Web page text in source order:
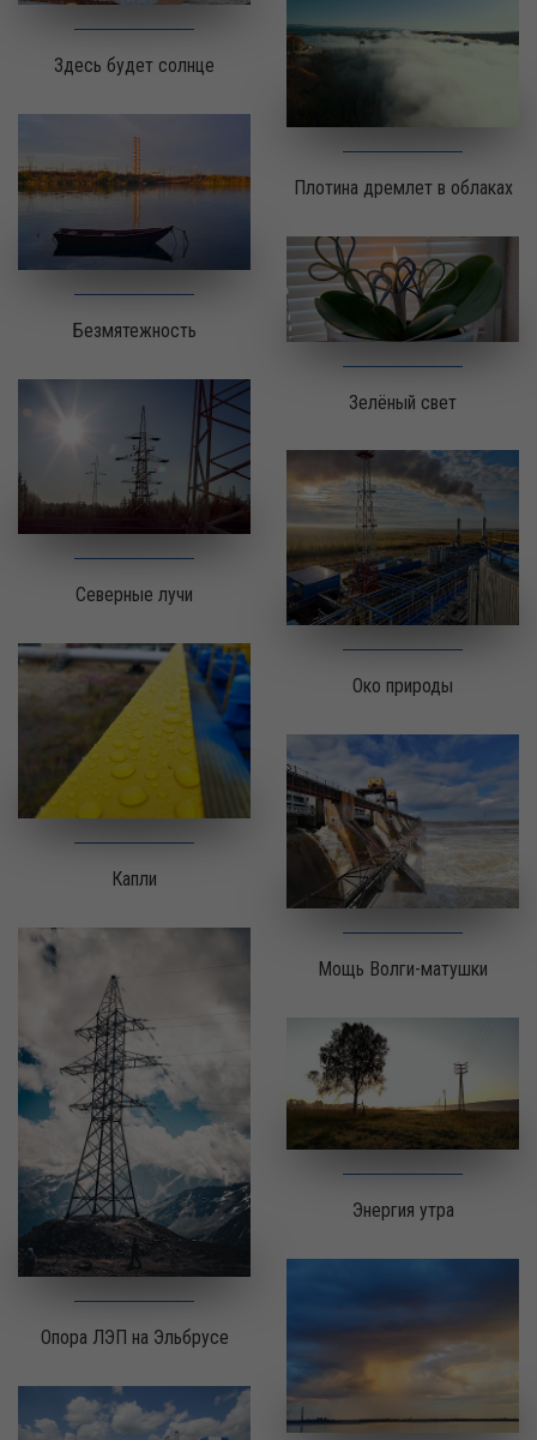
Плотина дремлет в облаках
Здесь будет солнце
Зелёный свет
Безмятежность
Око природы
Северные лучи
Мощь Волги-матушки
Капли
Энергия утра
Опора ЛЭП на Эльбрусе